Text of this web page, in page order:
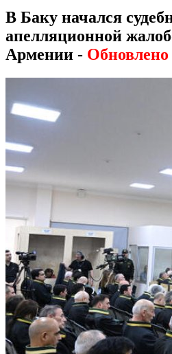
В Баку начался
апелляционной
Армении - Обновлено